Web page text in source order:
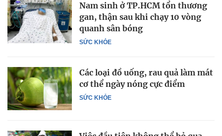
SỨC KHỎE
Nam sinh ở TP.HCM tổn thương
gan, thận sau khi chạy 10 vòng
quanh sân bóng
SỨC KHỎE
Các loại đồ uống, rau quả làm mát
cơ thể ngày nóng cực điểm